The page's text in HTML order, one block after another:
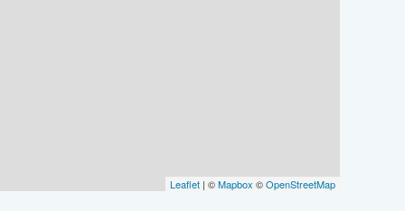
Leaflet | ©Mapbox ©OpenStreetMap